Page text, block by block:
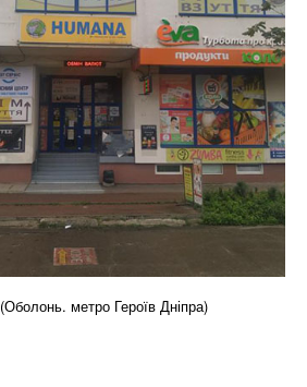
(Оболонь. метро Героїв Дніпра)